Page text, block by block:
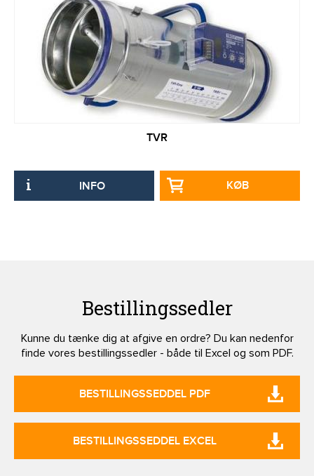
TVR
INFO KØB
Bestillingssedler
Kunne du tænke dig at afgive en ordre? Du kan nedenfor
finde vores bestillingssedler - både til Excel og som PDF.
BESTILLINGSSEDDEL PDF
BESTILLINGSSEDDEL EXCEL